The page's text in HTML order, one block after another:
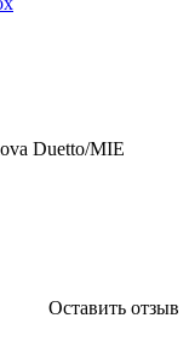
Duetto/MIE
Оставить отзыв